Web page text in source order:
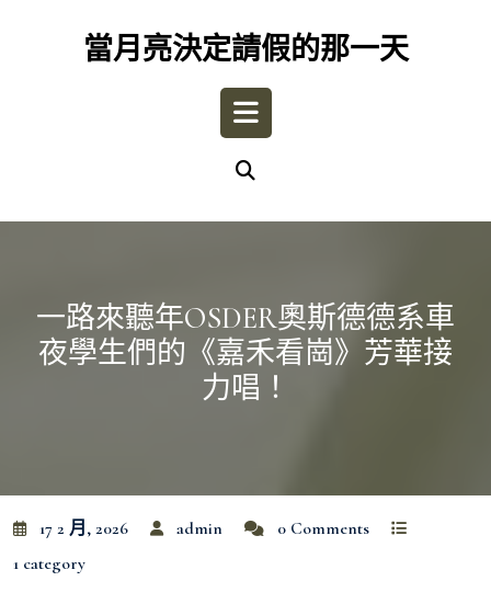
當月亮決定請假的那一天
Open
一路來聽年OSDER奧斯德德系車
夜學生們的《嘉禾看崗》芳華接
力唱！
17 2 月, 2026 admin
0 Comments
1 category